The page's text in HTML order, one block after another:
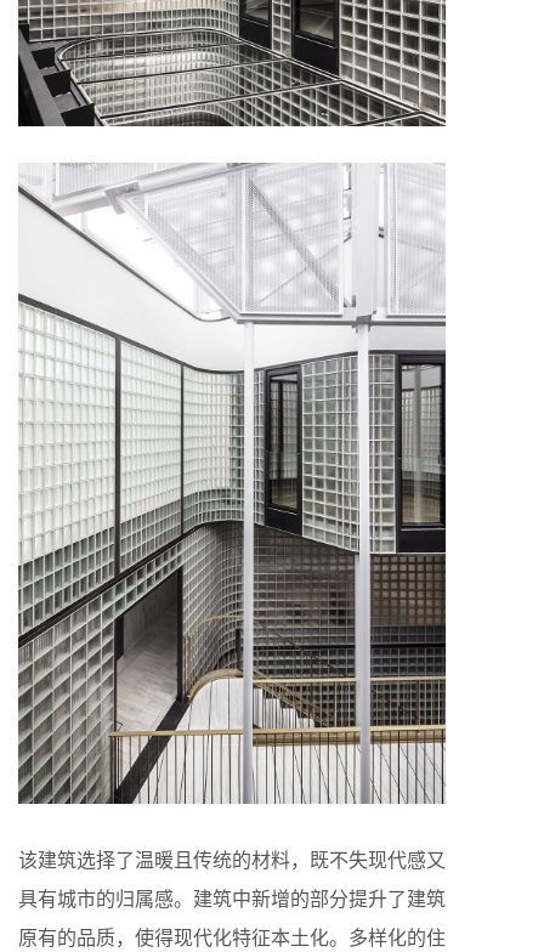
该建筑选择了温暖且传统的材料，既不失现代感又
具有城市的归属感。建筑中新增的部分提升了建筑
原有的品质，使得现代化特征本土化。多样化的住